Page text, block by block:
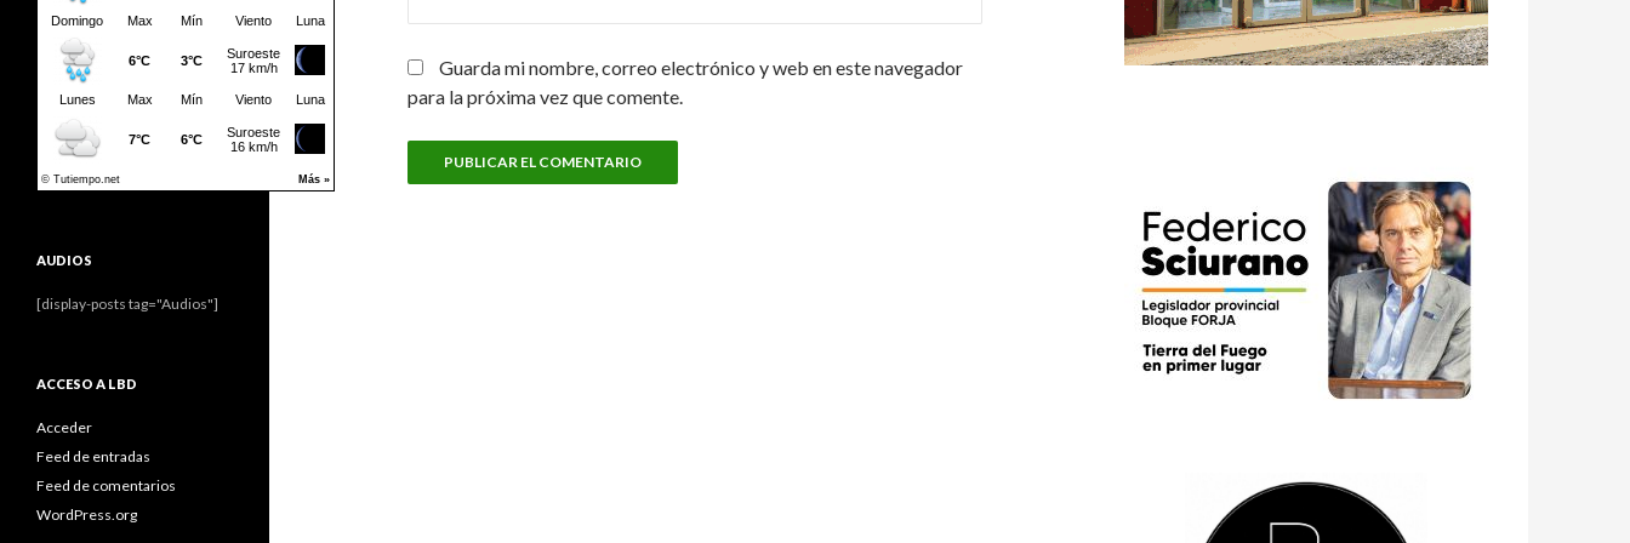
Guarda mi nombre, correo electrónico y web en este navegador
para la próxima vez que comente.
AUDIOS
[display-posts tag="Audios"]
ACCESO A LBD
Acceder
Feed de entradas
Feed de comentarios
WordPress.org